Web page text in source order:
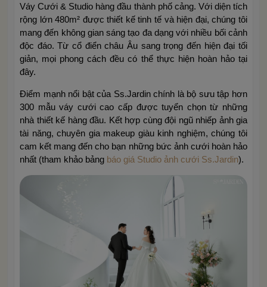
Váy Cưới & Studio hàng đầu thành phố cảng. Với diện tích
rộng lớn 480m² được thiết kế tinh tế và hiện đại, chúng tôi
mang đến không gian sáng tạo đa dạng với nhiều bối cảnh
độc đáo. Từ cổ điển châu Âu sang trọng đến hiện đại tối
giản, mọi phong cách đều có thể thực hiện hoàn hảo tại
đây.
Điểm mạnh nổi bật của Ss.Jardin chính là bộ sưu tập hơn
300 mẫu váy cưới cao cấp được tuyển chọn từ những
nhà thiết kế hàng đầu. Kết hợp cùng đội ngũ nhiếp ảnh gia
tài năng, chuyên gia makeup giàu kinh nghiệm, chúng tôi
cam kết mang đến cho bạn những bức ảnh cưới hoàn hảo
nhất (tham khảo bảng báo giá Studio ảnh cưới Ss.Jardin).